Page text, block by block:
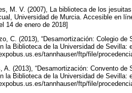
M. V. (2007), La biblioteca de los
Universidad de Murcia. Accesible en
14 de enero de 2018]
C. (2013), “Desamortización: Colegio
la Biblioteca de la Universidad de
tannhauser/ftp/file/
A. (2013), “Desamortización: Convento
la Biblioteca de la Universidad de
tannhauser/ftp/file/